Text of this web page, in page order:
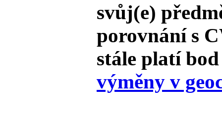
svůj(e)
porovnání s
stále platí
výměny v